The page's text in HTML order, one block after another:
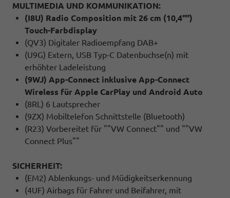
MULTIMEDIA UND KOMMUNIKATION:
(I8U) Radio Composition mit 26 cm (10,4"")
Touch-Farbdisplay
(QV3) Digitaler Radioempfang DAB+
(U9G) Extern, USB Typ-C Datenbuchse(n) mit
erhöhter Ladeleistung
(9WJ) App-Connect inklusive App-Connect
Wireless für Apple CarPlay und Android Auto
(8RL) 6 Lautsprecher
(9ZX) Mobiltelefon Schnittstelle (Bluetooth)
(R23) Vorbereitet für ""VW Connect"" und ""VW
Connect Plus""
SICHERHEIT:
(EM2) Ablenkungs- und Müdigkeitserkennung
(4UF) Airbags für Fahrer und Beifahrer, mit